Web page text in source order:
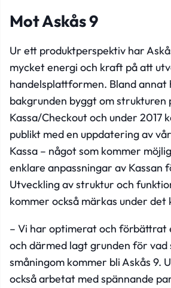
Mot Askås 9
Ur ett produktperspektiv har
mycket energi och kraft på att
handelsplattformen. Bland annat
bakgrunden byggt om strukturen
Kassa/Checkout och under 2017
publikt med en uppdatering av
Kassa – något som kommer
enklare anpassningar av Kassan
Utveckling av struktur och
kommer också märkas under det
– Vi har optimerat och förbättrat
och därmed lagt grunden för vad
småningom kommer bli Askås 9.
också arbetat med spännande